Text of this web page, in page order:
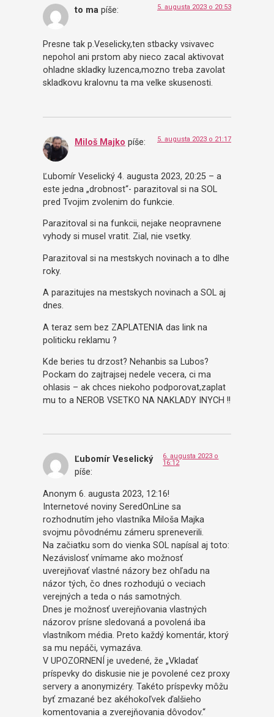
to ma píše: 5. augusta 2023 o 20:53
Presne tak p.Veselicky,ten stbacky vsivavec
nepohol ani prstom aby nieco zacal aktivovat
ohladne skladky luzenca,mozno treba zavolat
skladkovu kralovnu ta ma velke skusenosti.
Miloš Majko píše: 5. augusta 2023 o 21:17
Ľubomír Veselický 4. augusta 2023, 20:25 – a
este jedna „drobnost“- parazitoval si na SOL
pred Tvojim zvolenim do funkcie.
Parazitoval si na funkcii, nejake neopravnene
vyhody si musel vratit. Zial, nie vsetky.
Parazitoval si na mestskych novinach a to dlhe
roky.
A parazitujes na mestskych novinach a SOL aj
dnes.
A teraz sem bez ZAPLATENIA das link na
politicku reklamu ?
Kde beries tu drzost? Nehanbis sa Lubos?
Pockam do zajtrajsej nedele vecera, ci ma
ohlasis – ak chces niekoho podporovat,zaplat
mu to a NEROB VSETKO NA NAKLADY INYCH !!
Ľubomír Veselický
píše:
6. augusta 2023 o
16:12
Anonym 6. augusta 2023, 12:16!
Internetové noviny SeredOnLine sa
rozhodnutím jeho vlastníka Miloša Majka
svojmu pôvodnému zámeru spreneverili.
Na začiatku som do vienka SOL napísal aj toto:
Nezávislosť vnímame ako možnosť
uverejňovať vlastné názory bez ohľadu na
názor tých, čo dnes rozhodujú o veciach
verejných a teda o nás samotných.
Dnes je možnosť uverejňovania vlastných
názorov prísne sledovaná a povolená iba
vlastníkom média. Preto každý komentár, ktorý
sa mu nepáči, vymazáva.
V UPOZORNENÍ je uvedené, že „Vkladať
príspevky do diskusie nie je povolené cez proxy
servery a anonymizéry. Takéto príspevky môžu
byť zmazané bez akéhokoľvek ďalšieho
komentovania a zverejňovania dôvodov.“